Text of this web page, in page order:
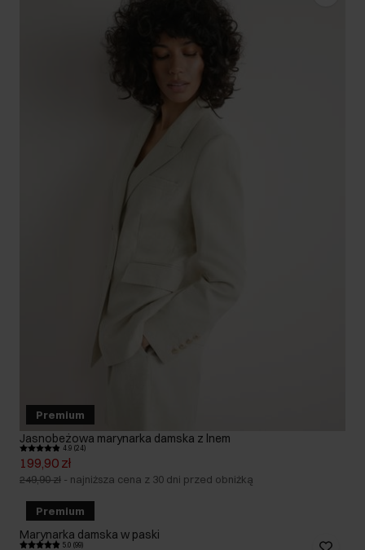
Premium
Jasnobeżowa marynarka damska z lnem
4.9 (24)
199,90 zł
249,90 zł - najniższa cena z 30 dni przed obniżką
Premium
Marynarka damska w paski
5.0 (99)